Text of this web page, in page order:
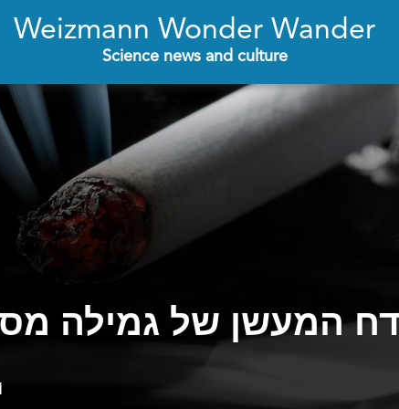
Weizmann Wonder Wander
Science news and culture
המעשן של גמילה